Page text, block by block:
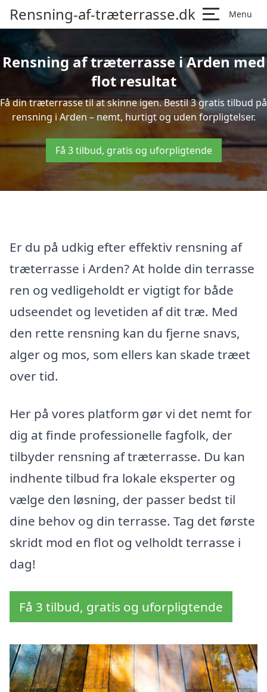
Rensning-af-træterrasse.dk Menu
Rensning af træterrasse i Arden med
flot resultat
Få din træterrasse til at skinne igen. Bestil 3 gratis tilbud på
rensning i Arden – nemt, hurtigt og uden forpligtelser.
Få 3 tilbud, gratis og uforpligtende
Er du på udkig efter effektiv rensning af
træterrasse i Arden? At holde din terrasse
ren og vedligeholdt er vigtigt for både
udseendet og levetiden af dit træ. Med
den rette rensning kan du fjerne snavs,
alger og mos, som ellers kan skade træet
over tid.
Her på vores platform gør vi det nemt for
dig at finde professionelle fagfolk, der
tilbyder rensning af træterrasse. Du kan
indhente tilbud fra lokale eksperter og
vælge den løsning, der passer bedst til
dine behov og din terrasse. Tag det første
skridt mod en flot og velholdt terrasse i
dag!
Få 3 tilbud, gratis og uforpligtende